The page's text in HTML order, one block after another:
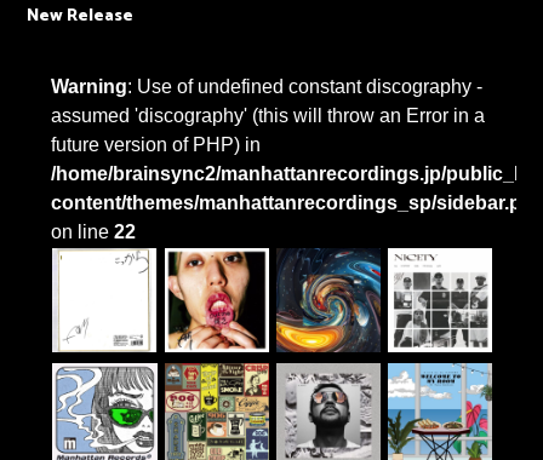
New Release
Warning: Use of undefined constant discography -
assumed 'discography' (this will throw an Error in a
future version of PHP) in
/home/brainsync2/manhattanrecordings.jp/
content/themes/manhattanrecordings_sp/
on line22